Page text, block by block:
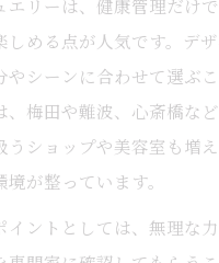
エリーは、健康管理だけ
しめる点が人気です。デ
やシーンに合わせて選ぶ
、梅田や難波、心斎橋な
うショップや美容室も増
が整っています。
イントとしては、無理な